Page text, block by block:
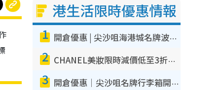
港生活限時優惠情報
1 開倉優惠 | 尖沙咀海港城名牌波鞋開倉低至1折！On鞋$899起／Joy&Peace鞋履$98起
2 CHANEL美妝限時減價低至3折！人氣粉底/唇膏/精華液低至$275！COCO香水都有平
3 開倉優惠｜尖沙咀名牌行李箱開倉低至4折！一連5日 American Tourister/ace./Hallmark $200起！